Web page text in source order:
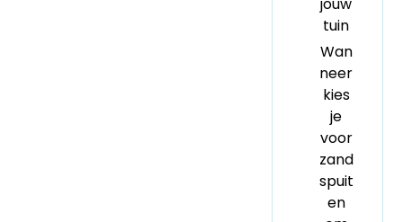
tuin
Wan
neer
kies
je
voor
zand
spuit
en